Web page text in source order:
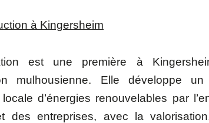
à Kingersheim
est une première à
mulhousienne. Elle développe
d’énergies renouvelables par
des entreprises, avec la